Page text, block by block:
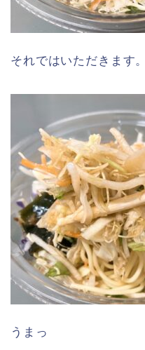
それではいただきます。
うまっ